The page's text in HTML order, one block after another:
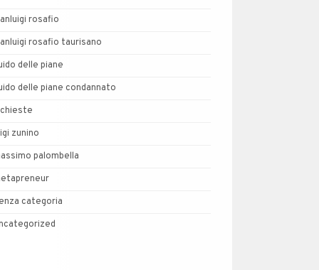
rosafio
rosafio taurisano
delle piane
delle piane condannato
zunino
palombella
categoria